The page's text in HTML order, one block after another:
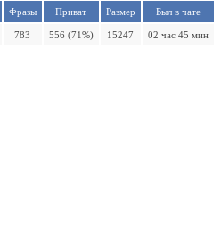
Фразы Приват Размер Был в чате
783 556 (71%) 15247 02 час 45 мин